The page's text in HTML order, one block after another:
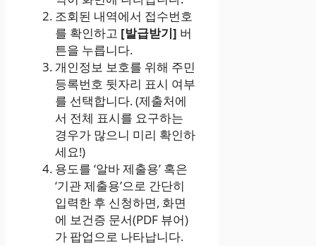
조회된 내역에서 접수번호
를 확인하고 [발급받기] 버
튼을 누릅니다.
개인정보 보호를 위해 주민
등록번호 뒷자리 표시 여부
를 선택합니다. (제출처에
서 전체 표시를 요구하는
경우가 많으니 미리 확인하
세요!)
용도를 ‘알바 제출용’ 혹은
‘기관 제출용’으로 간단히
입력한 후 신청하면, 화면
에 보건증 문서(PDF 뷰어)
가 팝업으로 나타납니다.